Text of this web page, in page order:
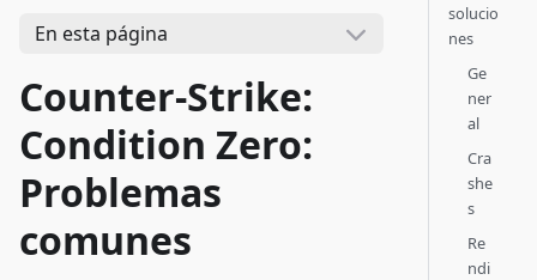
En esta página
Counter-Strike:
Condition Zero:
Problemas
comunes
solucio
nes
Ge
ner
al
Cra
she
s
Re
ndi